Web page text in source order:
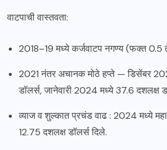
वाटपाची वास्तवता:
2018–19 मध्ये कर्जवाटप नगण्य (फक्त 0.5
2021 नंतर अचानक मोठे हप्ते — डिसेंबर
डॉलर्स, जानेवारी 2024 मध्ये 37.6 दशलक्ष
व्याज व शुल्कात प्रचंड वाढ : 2024 मध्ये
12.75 दशलक्ष डॉलर्स दिले.